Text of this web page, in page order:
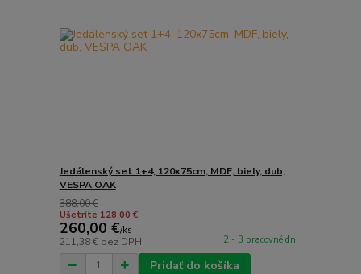
Jedálenský set 1+4, 120x75cm, MDF, biely, dub,
VESPA OAK
388,00 €
Ušetríte 128,00 €
260,00 €/ks
211,38 € bez DPH 2 - 3 pracovné dni
Pridať do košíka